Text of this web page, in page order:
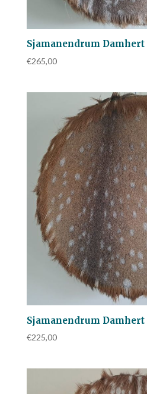
Sjamanendrum Damhert
€265,00
Sjamanendrum Damhert
€225,00